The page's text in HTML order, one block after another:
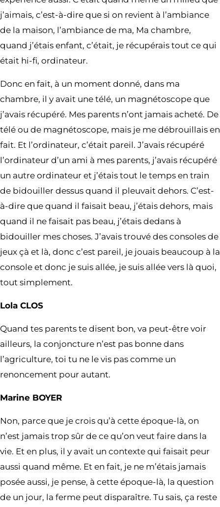
j’aimais, c’est-à-dire que si on revient à l’ambiance
de la maison, l’ambiance de ma, Ma chambre,
quand j’étais enfant, c’était, je récupérais tout ce qui
était hi-fi, ordinateur.
Donc en fait, à un moment donné, dans ma
chambre, il y avait une télé, un magnétoscope que
j’avais récupéré. Mes parents n’ont jamais acheté. De
télé ou de magnétoscope, mais je me débrouillais en
fait. Et l’ordinateur, c’était pareil. J’avais récupéré
l’ordinateur d’un ami à mes parents, j’avais récupéré
un autre ordinateur et j’étais tout le temps en train
de bidouiller dessus quand il pleuvait dehors. C’est-
à-dire que quand il faisait beau, j’étais dehors, mais
quand il ne faisait pas beau, j’étais dedans à
bidouiller mes choses. J’avais trouvé des consoles de
jeux çà et là, donc c’est pareil, je jouais beaucoup à la
console et donc je suis allée, je suis allée vers là quoi,
tout simplement.
Lola CLOS
Quand tes parents te disent bon, va peut-être voir
ailleurs, la conjoncture n’est pas bonne dans
l’agriculture, toi tu ne le vis pas comme un
renoncement pour autant.
Marine BOYER
Non, parce que je crois qu’à cette époque-là, on
n’est jamais trop sûr de ce qu’on veut faire dans la
vie. Et en plus, il y avait un contexte qui faisait peur
aussi quand même. Et en fait, je ne m’étais jamais
posée aussi, je pense, à cette époque-là, la question
de un jour, la ferme peut disparaître. Tu sais, ça reste